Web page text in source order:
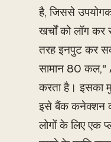
है, जिससे
खर्चों को लॉग
तरह इनपुट कर
सामान 80 कल,"
करता है। इसका
इसे बैंक कनेक्शन
लोगों के लिए एक